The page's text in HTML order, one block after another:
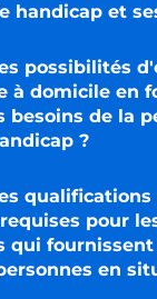
handicap et
possibilités
à domicile en
besoins de la
?
qualifications
pour
qui fournissent
en